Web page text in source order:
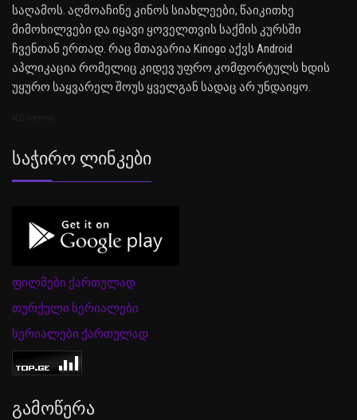
საღამოს. აღმოაჩინე კინოს სიახლეები, წაიკითხე
მიმოხილვები და იყავი ყოველთვის საქმის კურსში
ჩვენთან ერთად. რაც მთავარია Kinogo აქვს Android
აპლიკაცია რომელიც კიდევ უფრო კომფორტულს ხდის
უყურო საყვარელ შოუს ყველგან სადაც არ უნდაიყო.
Საჭირო Ლინკები
ფილმები ქართულად
თურქული სერიალები
სერიალები ქართულად
Გამოწერა